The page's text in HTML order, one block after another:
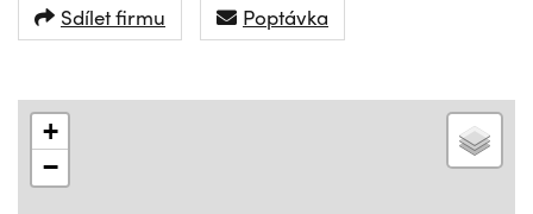
Sdílet firmu Poptávka
+
−